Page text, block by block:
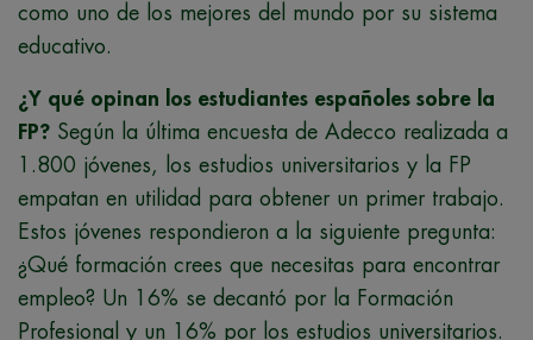
como uno de los mejores del mundo por su sistema
educativo.
¿Y qué opinan los estudiantes españoles sobre la
FP? Según la última encuesta de Adecco realizada a
1.800 jóvenes, los estudios universitarios y la FP
empatan en utilidad para obtener un primer trabajo.
Estos jóvenes respondieron a la siguiente pregunta:
¿Qué formación crees que necesitas para encontrar
empleo? Un 16% se decantó por la Formación
Profesional y un 16% por los estudios universitarios.